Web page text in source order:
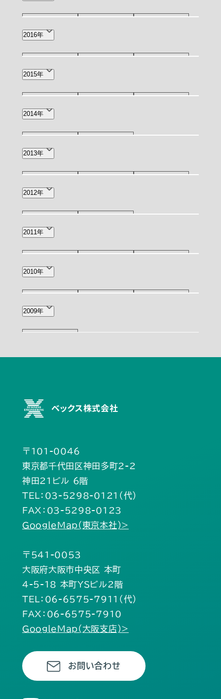
1月(3)
11月(1)
2016年
12月(1)
2015年
11月(1)
2014年
10月(1)
2013年
5月(1)
2012年
12月(1)
2011年
12月(1)
2010年
11月(1)
2009年
ベックス株式会社
〒101-0046
東京都千代田区神田多町2-2
神田21ビル 6階
TEL：03-5298-0121（代）
FAX：03-5298-0123
GoogleMap(東京本社)>
〒541-0053
大阪府大阪市中央区 本町
4-5-18 本町YSビル2階
TEL：06-6575-7911（代）
FAX：06-6575-7910
GoogleMap(大阪支店)>
お問い合わせ